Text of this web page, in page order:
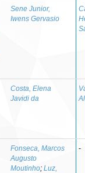
Sene Junior,
Iwens Gervasio
Costa, Elena
Javidi da
Fonseca, Marcos
Augusto
Moutinho; Luz,
-